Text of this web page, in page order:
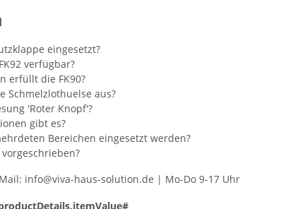
eingesetzt?
verfügbar?
erfüllt die FK90?
Schmelzlothuelse aus?
'Roter Knopf'?
gibt es?
Bereichen eingesetzt werden?
info@viva-haus-solution.de | Mo-Do 9-17 Uhr